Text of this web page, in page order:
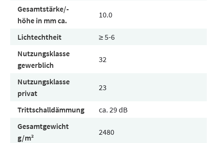
Gesamtstärke/-
höhe in mm ca.
10.0
Lichtechtheit
≥ 5-6
Nutzungsklasse
gewerblich
32
Nutzungsklasse
privat
23
Trittschalldämmung
ca. 29 dB
Gesamtgewicht
g/m²
2480